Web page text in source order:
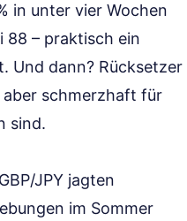
in unter vier Wochen
88 – praktisch ein
Und dann? Rücksetzer
aber schmerzhaft für
sind.
JPY jagten
im Sommer